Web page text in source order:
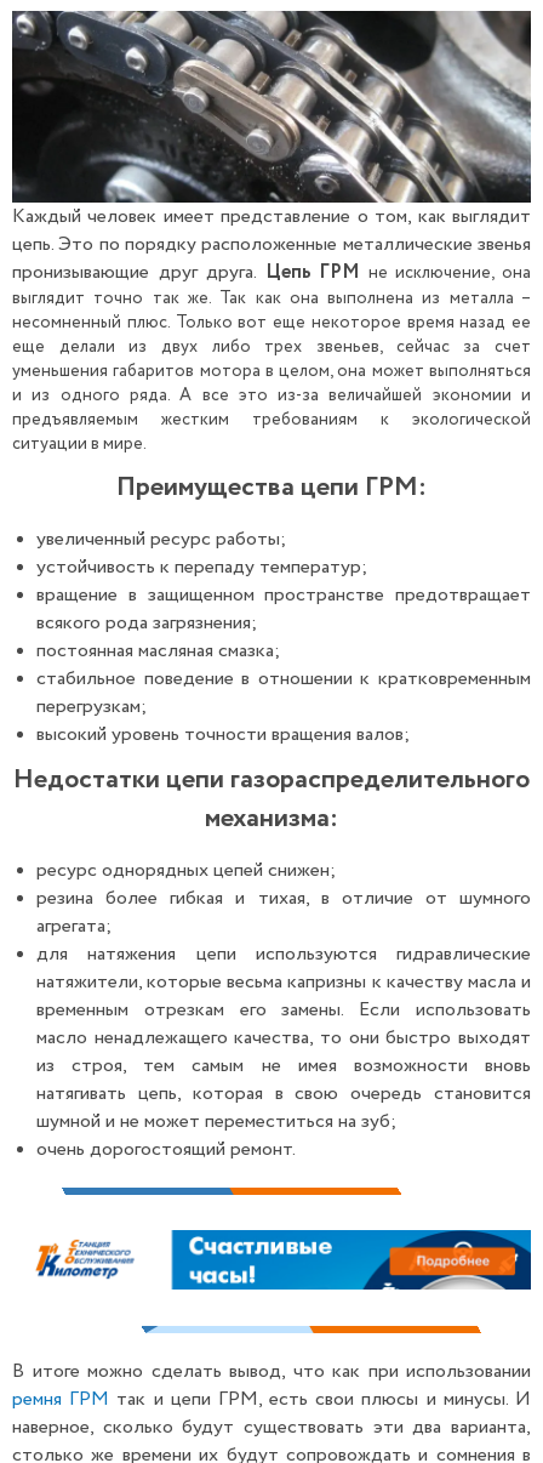
Каждый человек имеет представление о том, как выглядит
цепь. Это по порядку расположенные металлические звенья
пронизывающие друг друга. Цепь ГРМ не исключение, она
выглядит точно так же. Так как она выполнена из металла –
несомненный плюс. Только вот еще некоторое время назад ее
еще делали из двух либо трех звеньев, сейчас за счет
уменьшения габаритов мотора в целом, она может выполняться
и из одного ряда. А все это из-за величайшей экономии и
предъявляемым жестким требованиям к экологической
ситуации в мире.
Преимущества цепи ГРМ:
увеличенный ресурс работы;
устойчивость к перепаду температур;
вращение в защищенном пространстве предотвращает
всякого рода загрязнения;
постоянная масляная смазка;
стабильное поведение в отношении к кратковременным
перегрузкам;
высокий уровень точности вращения валов;
Недостатки цепи газораспределительного
механизма:
ресурс однорядных цепей снижен;
резина более гибкая и тихая, в отличие от шумного
агрегата;
для натяжения цепи используются гидравлические
натяжители, которые весьма капризны к качеству масла и
временным отрезкам его замены. Если использовать
масло ненадлежащего качества, то они быстро выходят
из строя, тем самым не имея возможности вновь
натягивать цепь, которая в свою очередь становится
шумной и не может переместиться на зуб;
очень дорогостоящий ремонт.
В итоге можно сделать вывод, что как при использовании
ремня ГРМ так и цепи ГРМ, есть свои плюсы и минусы. И
наверное, сколько будут существовать эти два варианта,
столько же времени их будут сопровождать и сомнения в